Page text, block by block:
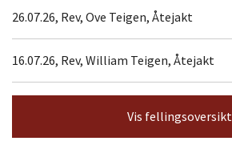
26.07.26, Rev, Ove Teigen, Åtejakt
16.07.26, Rev, William Teigen, Åtejakt
Vis fellingsoversikt